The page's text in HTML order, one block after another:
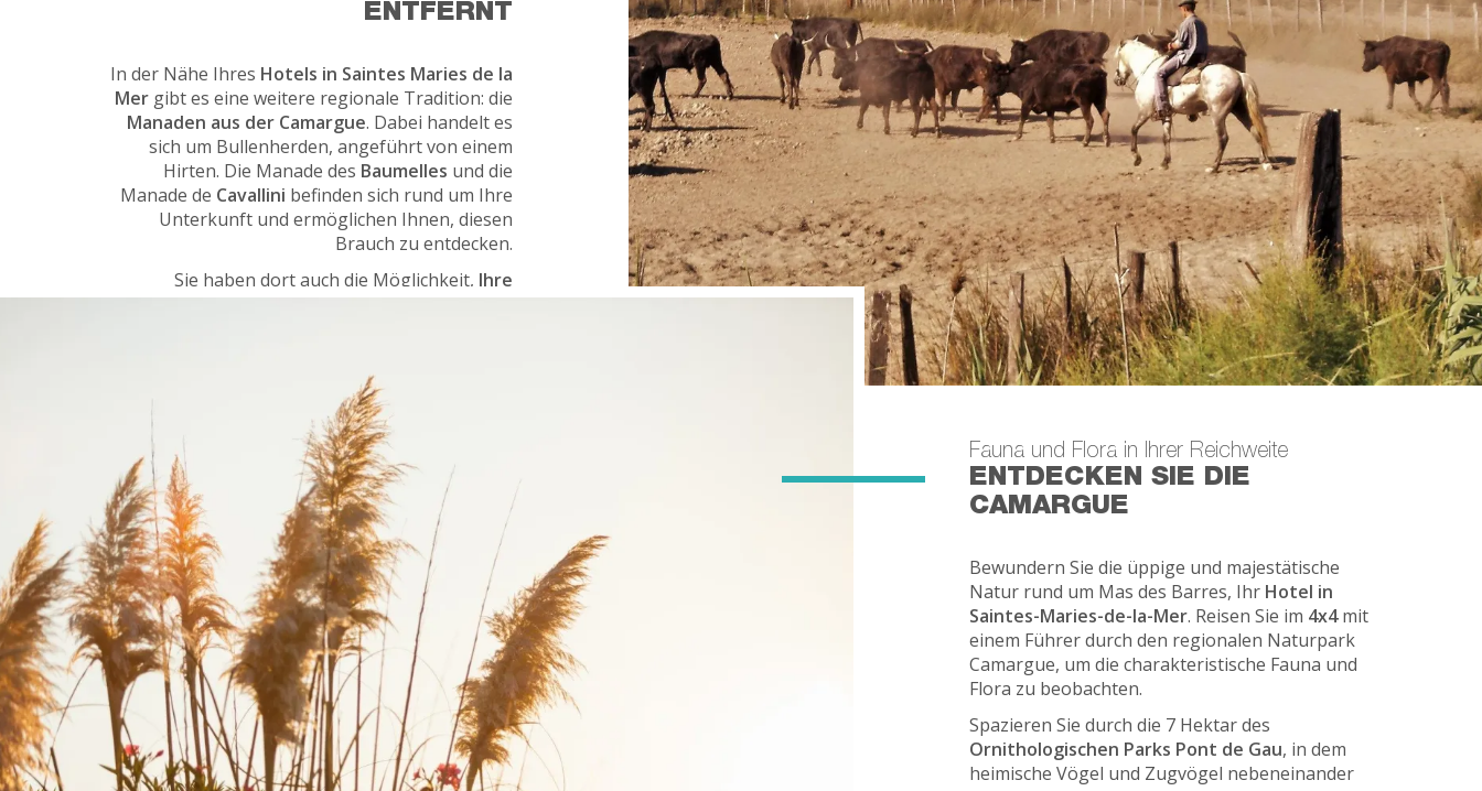
ENTFERNT
In der Nähe Ihres Hotels in Saintes Maries de la
Mer gibt es eine weitere regionale Tradition: die
Manaden aus der Camargue. Dabei handelt es
sich um Bullenherden, angeführt von einem
Hirten. Die Manade des Baumelles und die
Manade de Cavallini befinden sich rund um Ihre
Unterkunft und ermöglichen Ihnen, diesen
Brauch zu entdecken.
Sie haben dort auch die Möglichkeit, Ihre
Veranstaltungzu organisieren und Ihren
Fauna und Flora in Ihrer Reichweite
ENTDECKEN SIE DIE
CAMARGUE
Bewundern Sie die üppige und majestätische
Natur rund um Mas des Barres, Ihr Hotel in
Saintes-Maries-de-la-Mer. Reisen Sie im 4x4mit
einem Führer durch den regionalen Naturpark
Camargue, um die charakteristische Fauna und
Flora zu beobachten.
Spazieren Sie durch die 7 Hektar des
Ornithologischen Parks Pont de Gau, in dem
heimische Vögel und Zugvögel nebeneinander